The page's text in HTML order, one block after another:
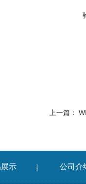
上一篇：
示 | 公司介